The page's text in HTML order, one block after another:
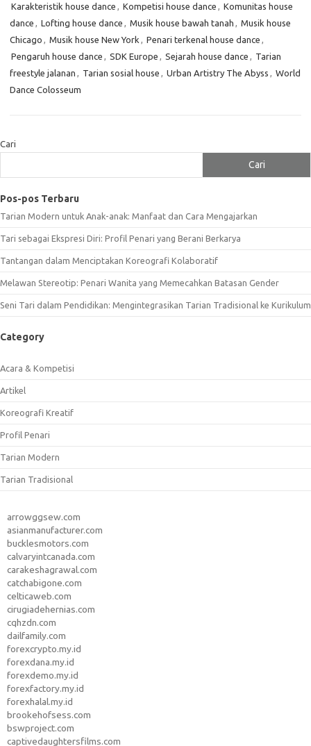
Karakteristik house dance , Kompetisi house dance , Komunitas house
dance , Lofting house dance , Musik house bawah tanah , Musik house
Chicago , Musik house New York , Penari terkenal house dance ,
Pengaruh house dance , SDK Europe , Sejarah house dance , Tarian
freestyle jalanan , Tarian sosial house , Urban Artistry The Abyss , World
Dance Colosseum
Cari
Cari
Pos-pos Terbaru
Tarian Modern untuk Anak-anak: Manfaat dan Cara Mengajarkan
Tari sebagai Ekspresi Diri: Profil Penari yang Berani Berkarya
Tantangan dalam Menciptakan Koreografi Kolaboratif
Melawan Stereotip: Penari Wanita yang Memecahkan Batasan Gender
Seni Tari dalam Pendidikan: Mengintegrasikan Tarian Tradisional ke Kurikulum
Category
Acara & Kompetisi
Artikel
Koreografi Kreatif
Profil Penari
Tarian Modern
Tarian Tradisional
arrowggsew.com
asianmanufacturer.com
bucklesmotors.com
calvaryintcanada.com
carakeshagrawal.com
catchabigone.com
celticaweb.com
cirugiadehernias.com
cqhzdn.com
dailfamily.com
forexcrypto.my.id
forexdana.my.id
forexdemo.my.id
forexfactory.my.id
forexhalal.my.id
brookehofsess.com
bswproject.com
captivedaughtersfilms.com